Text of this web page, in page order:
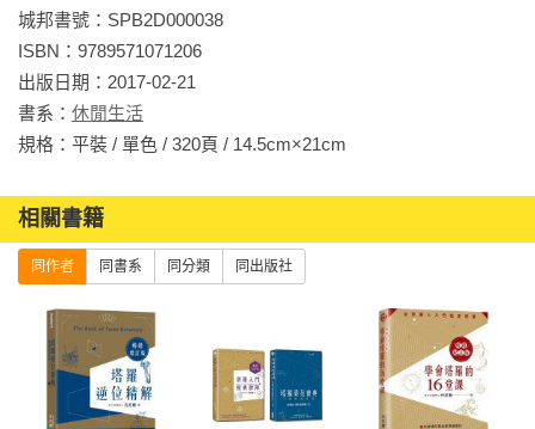
城邦書號：SPB2D000038
ISBN：9789571071206
出版日期：2017-02-21
書系： 休閒生活
規格：平裝 / 單色 / 320頁 / 14.5cm×21cm
相關書籍
同作者 同書系 同分類 同出版社